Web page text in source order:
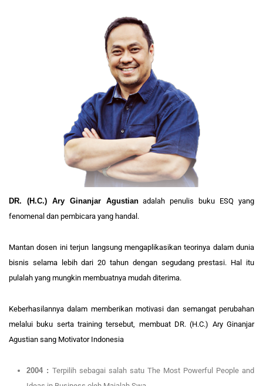
DR. (H.C.) Ary Ginanjar Agustianadalah penulis buku ESQ yang
fenomenal dan pembicara yang handal.
Mantan dosen ini terjun langsung mengaplikasikan teorinya dalam dunia
bisnis selama lebih dari 20 tahun dengan segudang prestasi. Hal itu
pulalah yang mungkin membuatnya mudah diterima.
Keberhasilannya dalam memberikan motivasi dan semangat perubahan
melalui buku serta training tersebut, membuat DR. (H.C.) Ary Ginanjar
Agustian sang Motivator Indonesia
2004 : Terpilih sebagai salah satu The Most Powerful People and